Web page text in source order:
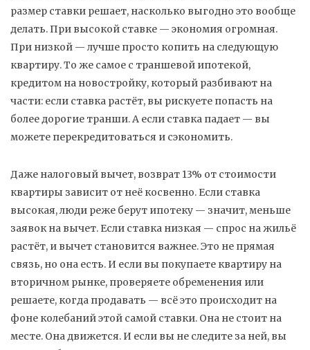
размер ставки решает, насколько выгодно это вообще
делать. При высокой ставке — экономия огромная.
При низкой — лучше просто копить на следующую
квартиру. То же самое с траншевой ипотекой,
кредитом на новостройку, который разбивают на
части: если ставка растёт, вы рискуете попасть на
более дорогие транши. А если ставка падает — вы
можете перекредитоваться и сэкономить.
Даже налоговый вычет, возврат 13% от стоимости
квартиры зависит от неё косвенно. Если ставка
высокая, люди реже берут ипотеку — значит, меньше
заявок на вычет. Если ставка низкая — спрос на жильё
растёт, и вычет становится важнее. Это не прямая
связь, но она есть. И если вы покупаете квартиру на
вторичном рынке, проверяете обременения или
решаете, когда продавать — всё это происходит на
фоне колебаний этой самой ставки. Она не стоит на
месте. Она движется. И если вы не следите за ней, вы